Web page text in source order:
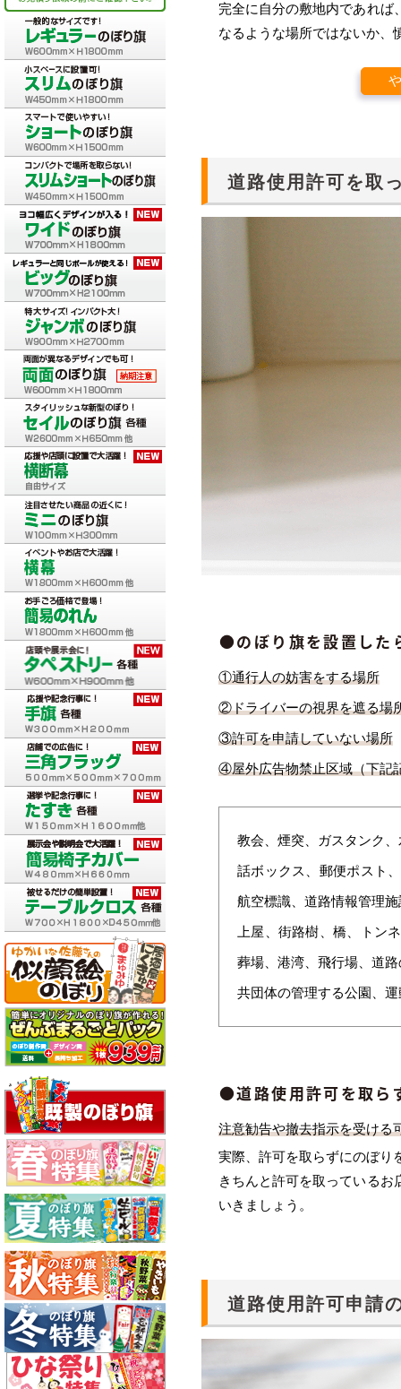
完全に自分の敷地内であれば
なるような場所ではないか、
道路使用許可を取
●のぼり旗を設置した
①通行人の妨害をする場所
②ドライバーの視界を遮る場
③許可を申請していない場所
④屋外広告物禁止区域（下記
教会、煙突、ガスタンク
話ボックス、郵便ポスト
航空標識、道路情報管理
上屋、街路樹、橋、トン
葬場、港湾、飛行場、道
共団体の管理する公園、
●道路使用許可を取ら
注意勧告や撤去指示を受ける
実際、許可を取らずにのぼり
きちんと許可を取っている
いきましょう。
道路使用許可申請